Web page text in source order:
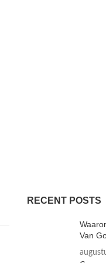
RECENT POSTS
Van